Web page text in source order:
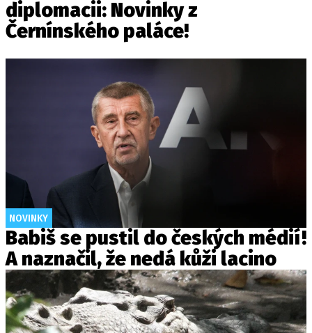
diplomacii: Novinky z
Černínského paláce!
NOVINKY
Babiš se pustil do českých médií!
A naznačil, že nedá kůži lacino